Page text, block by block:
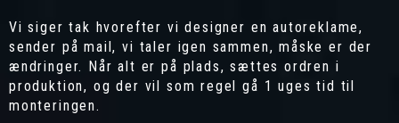
Vi siger tak hvorefter vi designer en autoreklame,
sender på mail, vi taler igen sammen, måske er der
ændringer. Når alt er på plads, sættes ordren i
produktion, og der vil som regel gå 1 uges tid til
monteringen.